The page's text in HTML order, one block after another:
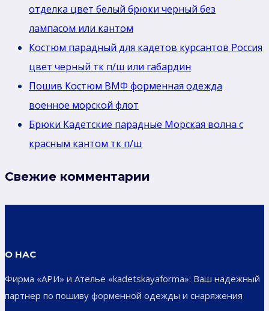
отделка цвет белый брюки черный без
лaмпасом или кантом
Костюм парадный для кадетов курсантов Россия
цвет черный тк п/ш или габардин
Пошив Костюм ВМФ форменная одежда
военное морской флот
Брюки Кадетские парадные Морская волна с
красным кантом тк п/ш
Свежие комментарии
О НАС
Фирма «АРИ» и Ателье «kadetskayaforma»: Ваш надежный
партнер по пошиву форменной одежды и снаряжения